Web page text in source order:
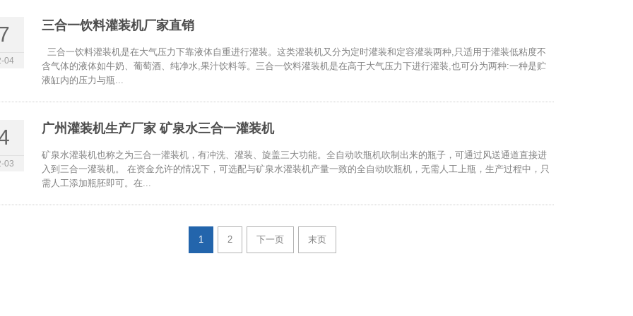
04
三合一饮料灌装机厂家直销
三合一饮料灌装机是在大气压力下靠液体自重进行灌装。这类灌装机又分为定时灌装和定容灌装两种,只适用于灌装低粘度不
含气体的液体如牛奶、葡萄酒、纯净水,果汁饮料等。三合一饮料灌装机是在高于大气压力下进行灌装,也可分为两种:一种是贮
液缸内的压力与瓶...
03
广州灌装机生产厂家 矿泉水三合一灌装机
矿泉水灌装机也称之为三合一灌装机，有冲洗、灌装、旋盖三大功能。全自动吹瓶机吹制出来的瓶子，可通过风送通道直接进
入到三合一灌装机。 在资金允许的情况下，可选配与矿泉水灌装机产量一致的全自动吹瓶机，无需人工上瓶，生产过程中，只
需人工添加瓶胚即可。在...
1 2 下一页 末页